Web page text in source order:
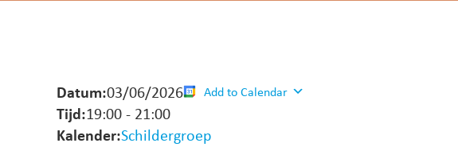
Datum:03/06/2026 Add to Calendar
Tijd:19:00- 21:00
Kalender:Schildergroep